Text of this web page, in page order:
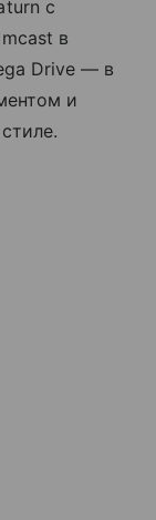
с
в
Drive — в
и